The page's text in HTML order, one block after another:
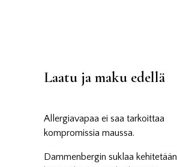
Laatu ja maku edellä
Allergiavapaa ei saa tarkoittaa
kompromissia maussa.
Dammenbergin suklaa kehitetään